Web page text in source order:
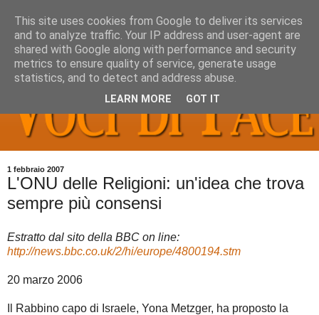
1 febbraio 2007
L'ONU delle Religioni: un'idea che trova
sempre più consensi
Estratto dal sito della BBC on line:
http://news.bbc.co.uk/2/hi/europe/4800194.stm
20 marzo 2006
Il Rabbino capo di Israele, Yona Metzger, ha proposto la
This site uses cookies from Google to deliver its services
and to analyze traffic. Your IP address and user-agent are
shared with Google along with performance and security
metrics to ensure quality of service, generate usage
statistics, and to detect and address abuse.
LEARN MORE GOT IT